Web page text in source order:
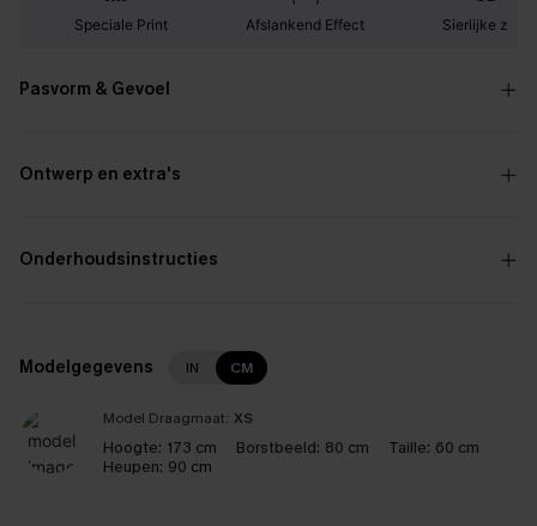
Speciale Print Afslankend Effect Sierlijke zoom
Pasvorm & Gevoel
Ontwerp en extra's
Onderhoudsinstructies
Modelgegevens IN CM
Model Draagmaat: XS
Hoogte: 173 cm Borstbeeld: 80 cm Taille: 60 cm
Heupen: 90 cm